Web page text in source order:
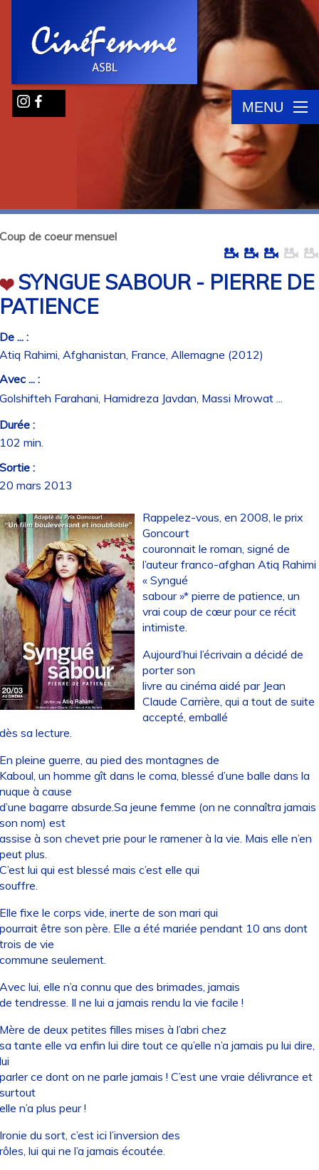
MENU
de coeur mensuel
SYNGUE SABOUR - PIERRE DE
... :
Rahimi, Afghanistan, France, Allemagne (2012)
... :
Farahani, Hamidreza Javdan, Massi Mrowat ...
:
min.
:
mars 2013
Rappelez-vous, en 2008, le prix
Goncourt
couronnait le roman, signé de
l’auteur franco-afghan Atiq Rahimi
« Syngué
sabour »* pierre de patience, un
vrai coup de cœur pour ce récit
intimiste.
Aujourd’hui l’écrivain a décidé de
porter son
livre au cinéma aidé par Jean
Claude Carrière, qui a tout de suite
accepté, emballé
sa lecture.
pleine guerre, au pied des montagnes de
un homme gît dans le coma, blessé d’une balle dans la
à cause
bagarre absurde.Sa jeune femme (on ne connaîtra jamais
nom) est
à son chevet prie pour le ramener à la vie. Mais elle n’en
plus.
lui qui est blessé mais c’est elle qui
fixe le corps vide, inerte de son mari qui
être son père. Elle a été mariée pendant 10 ans dont
de vie
seulement.
lui, elle n’a connu que des brimades, jamais
tendresse. Il ne lui a jamais rendu la vie facile !
de deux petites filles mises à l’abri chez
tante elle va enfin lui dire tout ce qu’elle n’a jamais pu lui dire,
ce dont on ne parle jamais ! C’est une vraie délivrance et
n’a plus peur !
du sort, c’est ici l’inversion des
lui qui ne l’a jamais écoutée.